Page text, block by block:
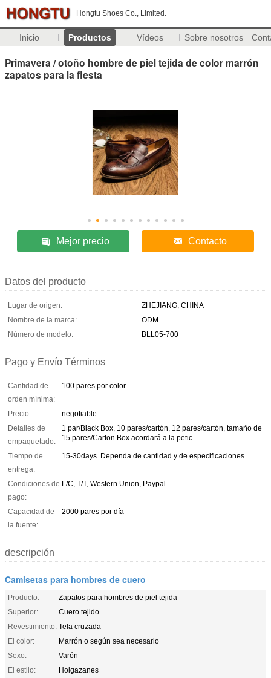
Hongtu Shoes Co., Limited.
Inicio Productos Vídeos Sobre nosotros
Primavera / otoño hombre de piel tejida de color marrón
zapatos para la fiesta
Mejor precio Contacto
Datos del producto
Lugar de origen:
ZHEJIANG, CHINA
Nombre de la marca:
ODM
Número de modelo:
BLL05-700
Pago y Envío Términos
Cantidad de
orden mínima:
100 pares por color
Precio:
negotiable
Detalles de
empaquetado:
1 par/Black Box, 10 pares/cartón, 12 pares/cartón, tamaño de
15 pares/Carton.Box acordará a la petic
Tiempo de
entrega:
15-30days. Dependa de cantidad y de especificaciones.
Condiciones de
pago:
L/C, T/T, Western Union, Paypal
Capacidad de
la fuente:
2000 pares por día
descripción
Camisetas para hombres de cuero
Producto:
Zapatos para hombres de piel tejida
Superior:
Cuero tejido
Revestimiento: Tela cruzada
El color:
Marrón o según sea necesario
Sexo:
Varón
El estilo:
Holgazanes